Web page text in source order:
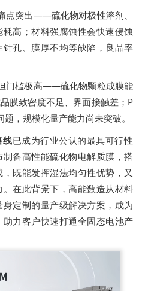
点突出——硫化物对极性溶剂、
高；材料强腐蚀性会快速侵蚀
孔、膜厚不均等缺陷，良品率
门槛极高——硫化物颗粒成膜能
膜致密度不足、界面接触差；P
，规模化量产能力尚未突破。
线已成为行业公认的最具可行性
备高性能硫化物电解质膜，搭
既能发挥湿法均匀性优势，又
在此背景下，高能数造从材料
定制的量产级解决方案，成为
力客户快速打通全固态电池产